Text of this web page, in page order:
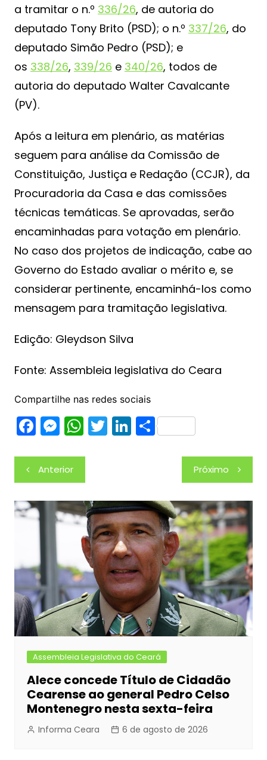
a tramitar o n.º 336/26, de autoria do
deputado Tony Brito (PSD); o n.º 337/26, do
deputado Simão Pedro (PSD); e
os 338/26, 339/26 e 340/26, todos de
autoria do deputado Walter Cavalcante
(PV).
Após a leitura em plenário, as matérias
seguem para análise da Comissão de
Constituição, Justiça e Redação (CCJR), da
Procuradoria da Casa e das comissões
técnicas temáticas. Se aprovadas, serão
encaminhadas para votação em plenário.
No caso dos projetos de indicação, cabe ao
Governo do Estado avaliar o mérito e, se
considerar pertinente, encaminhá-los como
mensagem para tramitação legislativa.
Edição: Gleydson Silva
Fonte: Assembleia legislativa do Ceara
Compartilhe nas redes sociais
F
c
e
b
o
o
k
M
s
s
e
n
er
W
at
s
A
p
p
T Li
dI
n
S
Navegação
de
Post
Anterior Próximo
Assembleia Legislativa do Ceará
Alece concede Título de Cidadão
Cearense ao general Pedro Celso
Montenegro nesta sexta-feira
Informa Ceara 6 de agosto de 2026